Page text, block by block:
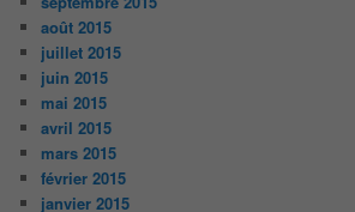
août 2015
juillet 2015
juin 2015
mai 2015
avril 2015
mars 2015
février 2015
janvier 2015